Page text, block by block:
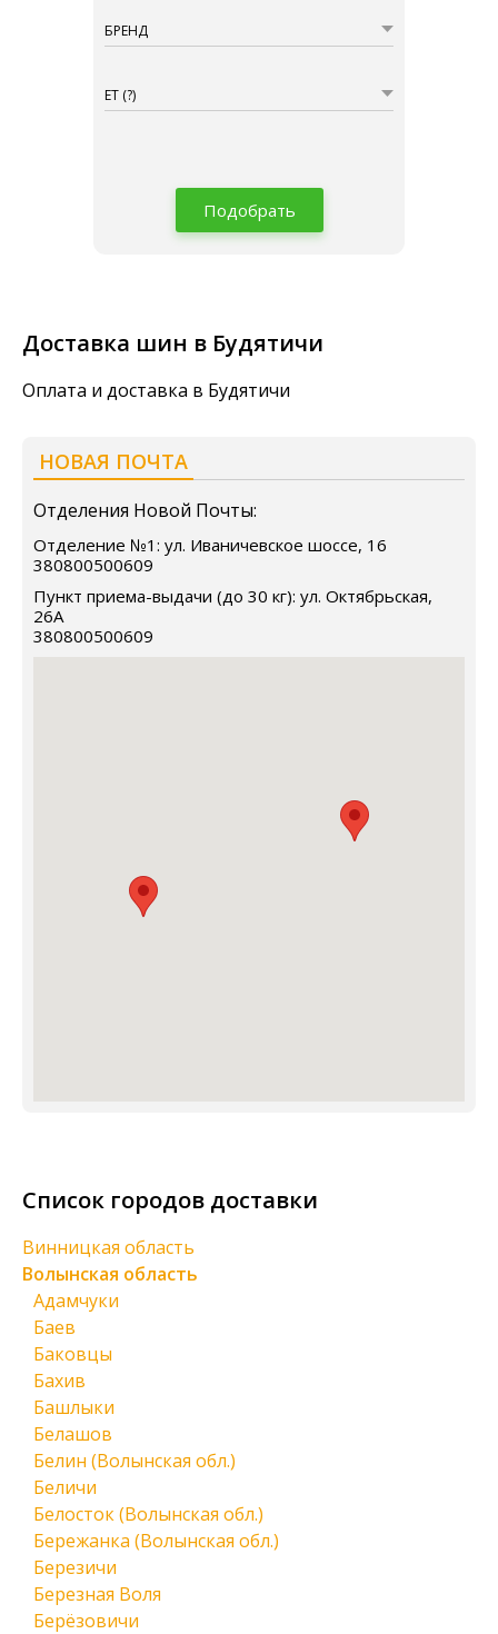
БРЕНД
ET (?)
Подобрать
Доставка шин в Будятичи
Оплата и доставка в Будятичи
НОВАЯ ПОЧТА
Отделения Новой Почты:
Отделение №1: ул. Иваничевское шоссе, 16
380800500609
Пункт приема-выдачи (до 30 кг): ул. Октябрьская,
26А
380800500609
Список городов доставки
Винницкая область
Волынская область
Адамчуки
Баев
Баковцы
Бахив
Башлыки
Белашов
Белин (Волынская обл.)
Беличи
Белосток (Волынская обл.)
Бережанка (Волынская обл.)
Березичи
Березная Воля
Берёзовичи